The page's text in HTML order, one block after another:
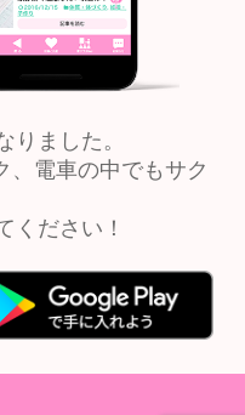
りました。
、電車の中でもサク
ください！